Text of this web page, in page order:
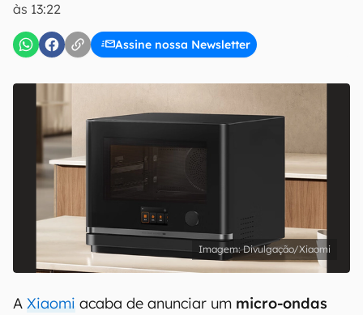
às 13:22
Assine nossa Newsletter
Uso e Política de Privacidade do Canaltech.
Divulgação/Xiaomi
A Xiaomi acaba de anunciar um micro-ondas